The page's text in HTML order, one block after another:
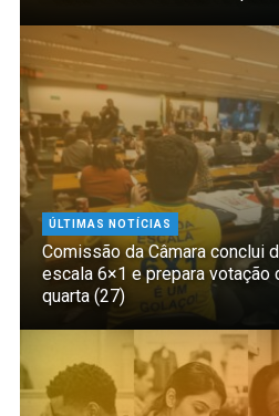
ÚLTIMAS NOTÍCIAS
Comissão da Câmara conclui
escala 6×1 e prepara votação
quarta (27)